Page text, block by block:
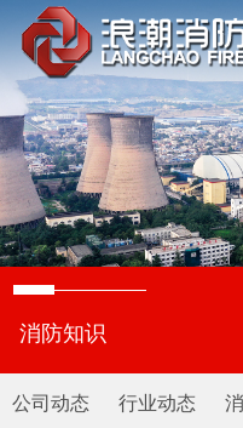
消防知识
公司动态 行业动态